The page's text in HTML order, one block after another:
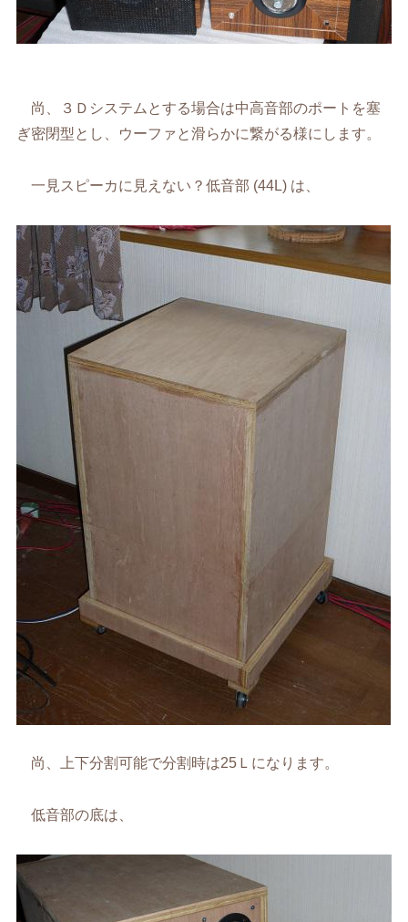
尚、３Ｄシステムとする場合は中高音部のポートを塞
ぎ密閉型とし、ウーファと滑らかに繋がる様にします。
一見スピーカに見えない？低音部 (44L) は、
尚、上下分割可能で分割時は25Ｌになります。
低音部の底は、